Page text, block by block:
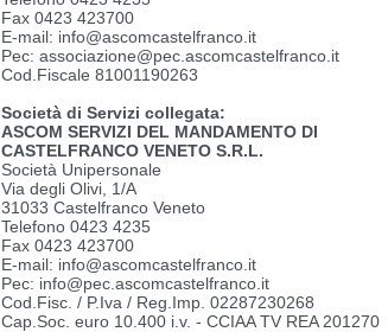
Fax 0423 423700
E-mail: info@ascomcastelfranco.it
Pec: associazione@pec.ascomcastelfranco.it
Cod.Fiscale 81001190263
Società di Servizi collegata:
ASCOM SERVIZI DEL MANDAMENTO DI
CASTELFRANCO VENETO S.R.L.
Società Unipersonale
Via degli Olivi, 1/A
31033 Castelfranco Veneto
Telefono 0423 4235
Fax 0423 423700
E-mail: info@ascomcastelfranco.it
Pec: info@pec.ascomcastelfranco.it
Cod.Fisc. / P.Iva / Reg.Imp. 02287230268
Cap.Soc. euro 10.400 i.v. - CCIAA TV REA 201270